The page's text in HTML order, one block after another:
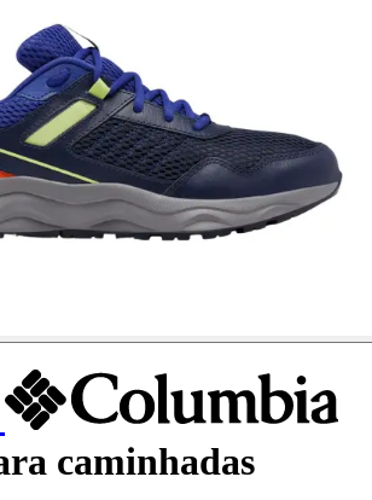
caminhadas